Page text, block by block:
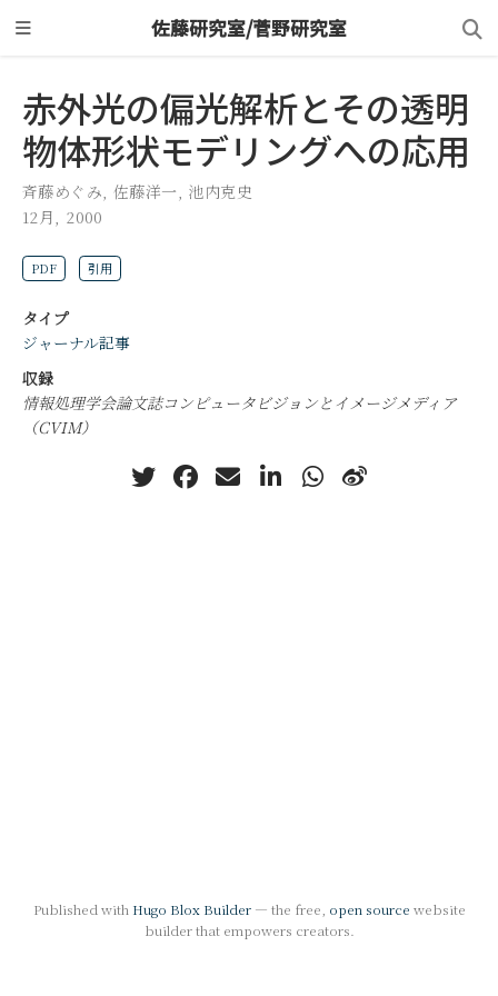
佐藤研究室/菅野研究室
赤外光の偏光解析とその透明
物体形状モデリングへの応用
斉藤めぐみ 佐藤洋一 池内克史
12月, 2000
PDF 引用
タイプ
ジャーナル記事
収録
情報処理学会論文誌コンピュータビジョンとイメージメディア
（CVIM）
Published with Hugo Blox Builder— the free, open source website
builder that empowers creators.